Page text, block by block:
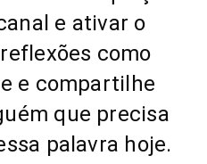
e ativar o
como
e compartilhe
que precisa
palavra hoje.